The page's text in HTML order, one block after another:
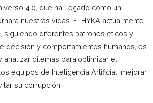
4.0, que ha llegado como un
nuestras vidas. ETHYKA actualmente
siguiendo diferentes patrones éticos y
decisión y comportamientos humanos, es
analizar dilemas para optimizar el
equipos de Inteligencia Artificial, mejorar
su corrupción.